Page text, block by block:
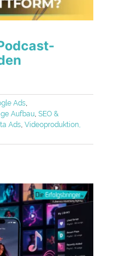
Ads,
Aufbau,SEO &
Ads,Videoproduktion,